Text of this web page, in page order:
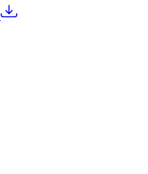
,Erica Nådin (S)